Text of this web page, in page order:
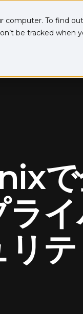
computer. To find
be tracked when
で
ラ
リ